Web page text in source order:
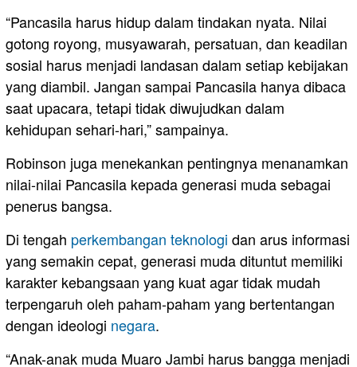
“Pancasila harus hidup dalam tindakan nyata. Nilai
gotong royong, musyawarah, persatuan, dan keadilan
sosial harus menjadi landasan dalam setiap kebijakan
yang diambil. Jangan sampai Pancasila hanya dibaca
saat upacara, tetapi tidak diwujudkan dalam
kehidupan sehari-hari,” sampainya.
Robinson juga menekankan pentingnya menanamkan
nilai-nilai Pancasila kepada generasi muda sebagai
penerus bangsa.
Di tengah perkembangan teknologi dan arus informasi
yang semakin cepat, generasi muda dituntut memiliki
karakter kebangsaan yang kuat agar tidak mudah
terpengaruh oleh paham-paham yang bertentangan
dengan ideologi negara.
“Anak-anak muda Muaro Jambi harus bangga menjadi